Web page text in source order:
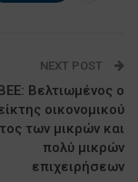
NEXT POST
Βελτιωμένος ο
οικονομικού
των μικρών και
πολύ μικρών
επιχειρήσεων